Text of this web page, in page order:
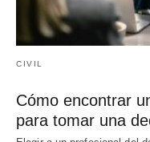
CIVIL
Cómo encontrar
para tomar una